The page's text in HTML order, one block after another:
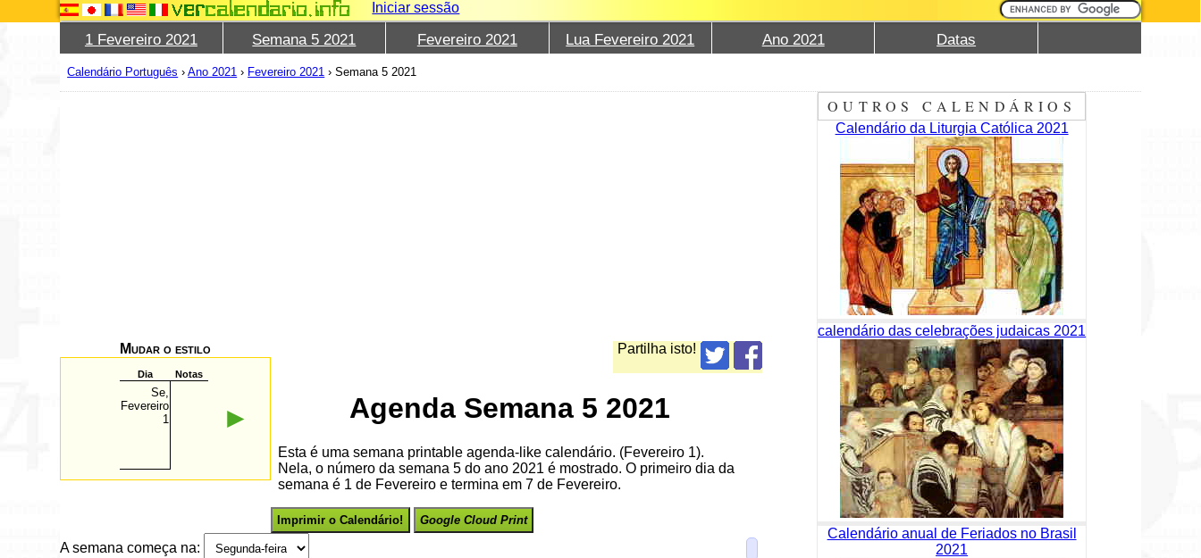
Iniciar sessão
1 Fevereiro 2021 Semana 5 2021 Fevereiro 2021 Lua Fevereiro 2021 Ano 2021 Datas
Calendário Português ›Ano 2021 › Fevereiro 2021 ›Semana 5 2021
Partilha isto!
Mudar o estilo
Dia Notas
Se,
Fevereiro
1
► Agenda Semana 5 2021
Esta é uma semana printable agenda-like calendário. (Fevereiro 1).
Nela, o número da semana 5 do ano 2021 é mostrado. O primeiro dia da
semana é 1 de Fevereiro e termina em 7 de Fevereiro.
Imprimir o Calendário! Google Cloud Print
A semana começa na:
OUTROS CALENDÁRIOS
Calendário da Liturgia Católica 2021
calendário das celebrações judaicas 2021
Calendário anual de Feriados no Brasil
2021